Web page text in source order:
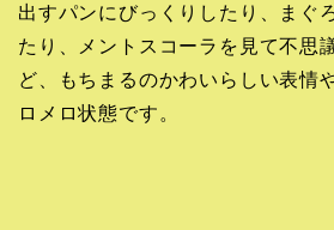
出すパンにびっくりしたり、まぐ
たり、メントスコーラを見て不思
ど、もちまるのかわいらしい表情
ロメロ状態です。